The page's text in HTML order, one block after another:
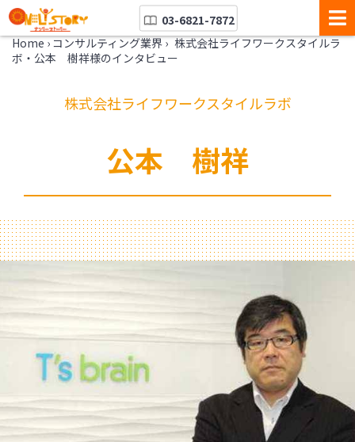
03-6821-7872
Home › コンサルティング業界 › 株式会社ライフワークスタイルラ
ボ・公本 樹祥様のインタビュー
株式会社ライフワークスタイルラボ
公本 樹祥